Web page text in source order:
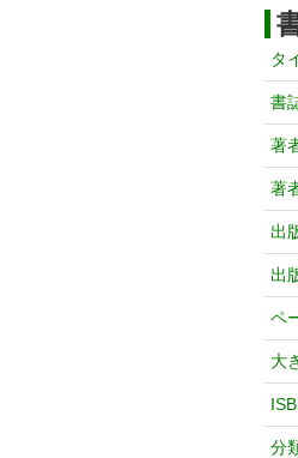
タ
書
著
著
出
出
ペ
大
分